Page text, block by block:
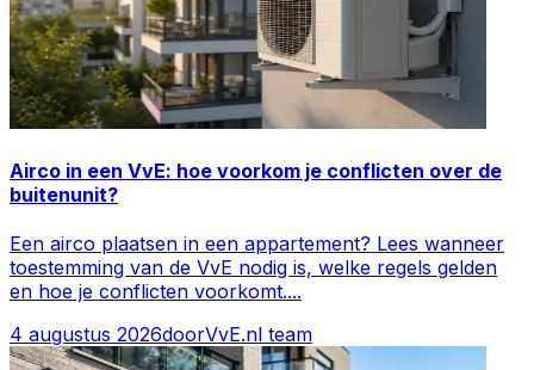
Airco in een VvE: hoe voorkom je conflicten over de
buitenunit?
Een airco plaatsen in een appartement? Lees wanneer
toestemming van de VvE nodig is, welke regels gelden
en hoe je conflicten voorkomt....
4 augustus 2026doorVvE.nl team